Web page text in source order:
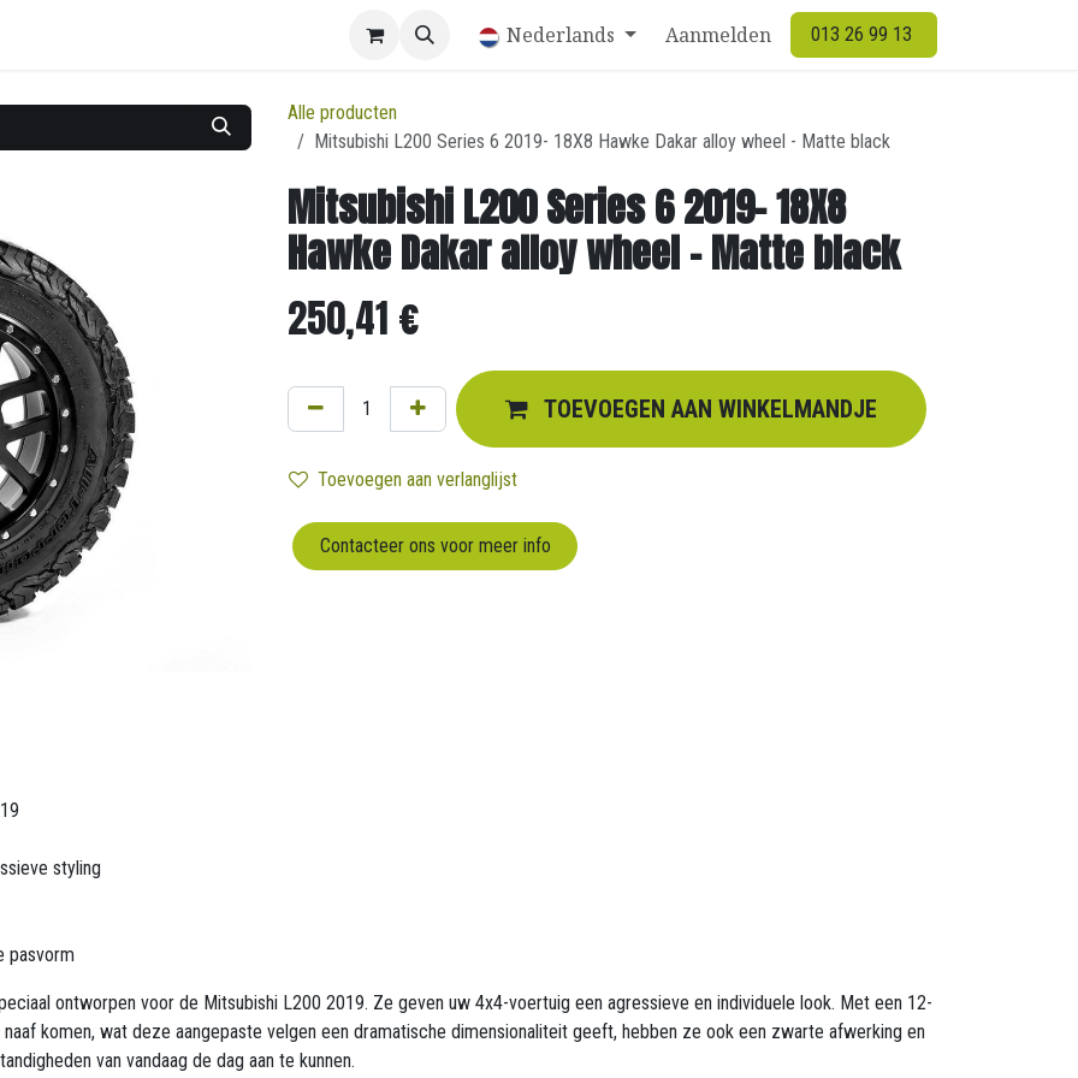
Nederlands Aanmelden 013 26 99 13
Alle producten
Mitsubishi L200 Series 6 2019- 18X8 Hawke Dakar alloy wheel - Matte black
Mitsubishi L200 Series 6 2019- 18X8
Hawke Dakar alloy wheel - Matte black
250,41 €
TOEVOEGEN AAN WINKELMANDJE
Toevoegen aan verlanglijst
Contacteer ons voor meer info
styling
pasvorm
ontworpen voor de Mitsubishi L200 2019. Ze geven uw 4x4-voertuig een agressieve en individuele look. Met een 12-
komen, wat deze aangepaste velgen een dramatische dimensionaliteit geeft, hebben ze ook een zwarte afwerking en
van vandaag de dag aan te kunnen.